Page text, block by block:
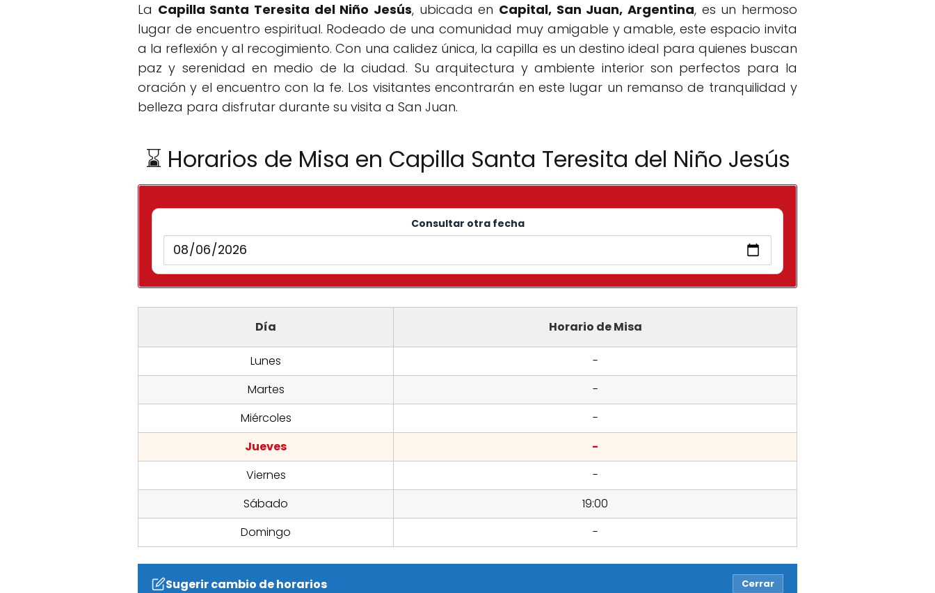
La Capilla Santa Teresita del Niño Jesús, ubicada en Capital, San Juan, Argentina, es un hermoso
lugar de encuentro espiritual. Rodeado de una comunidad muy amigable y amable, este espacio invita
a la reflexión y al recogimiento. Con una calidez única, la capilla es un destino ideal para quienes buscan
paz y serenidad en medio de la ciudad. Su arquitectura y ambiente interior son perfectos para la
oración y el encuentro con la fe. Los visitantes encontrarán en este lugar un remanso de tranquilidad y
belleza para disfrutar durante su visita a San Juan.
⌛ Horarios de Misa en Capilla Santa Teresita del Niño Jesús
Consultar otra fecha
Día Horario de Misa
Lunes
-
Martes
-
Miércoles
-
Jueves
-
Viernes
-
Sábado
19:00
Domingo
-
Sugerir cambio de horarios Cerrar